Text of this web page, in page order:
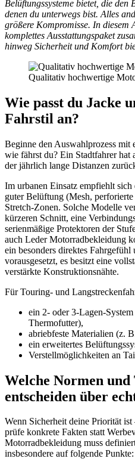
Belüftungssysteme bietet, die den
denen du unterwegs bist. Alles
größere Kompromisse. In diesem
komplettes Ausstattungspaket
hinweg Sicherheit und Komfort
Qualitativ hochwertige
Wie passt du Jacke
Fahrstil an?
Beginne den Auswahlprozess mit
wie fährst du? Ein Stadtfahrer hat
der jährlich lange Distanzen
Im urbanen Einsatz empfiehlt
guter Belüftung (Mesh,
Stretch-Zonen. Solche Modelle
kürzeren Schnitt, eine
serienmäßige Protektoren der
auch Leder Motorradbekleidung
ein besonders direktes
vorausgesetzt, es besitzt eine
verstärkte Konstruktionsnähte.
Für Touring- und
ein 2- oder 3-Lagen-
Thermofutter),
abriebfeste Materialien (z.
ein erweitertes
Verstellmöglichkeiten an
Welche Normen und
entscheiden über
Wenn Sicherheit deine Priorität
prüfe konkrete Fakten statt
Motorradbekleidung muss
insbesondere auf folgende Punkte: